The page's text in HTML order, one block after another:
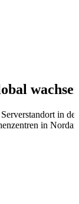
in
in